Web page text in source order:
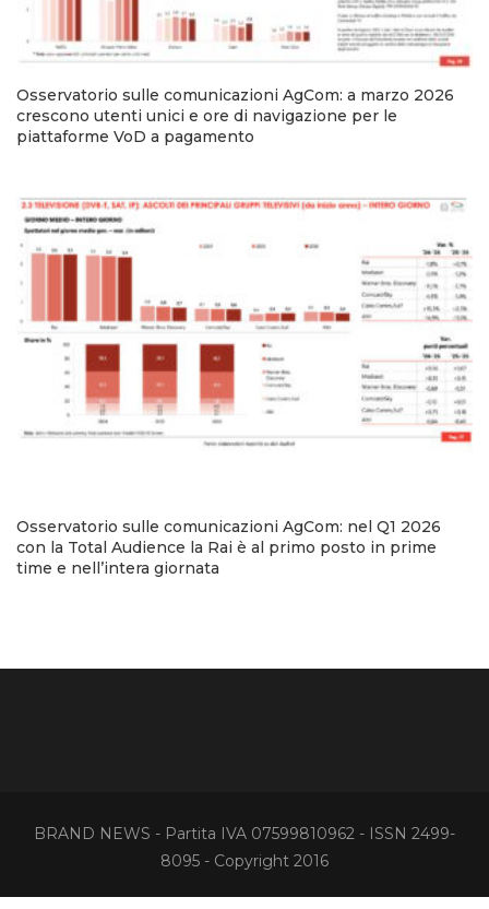
Osservatorio sulle comunicazioni AgCom: a marzo 2026
crescono utenti unici e ore di navigazione per le
piattaforme VoD a pagamento
Osservatorio sulle comunicazioni AgCom: nel Q1 2026
con la Total Audience la Rai è al primo posto in prime
time e nell’intera giornata
BRAND NEWS - Partita IVA 07599810962 - ISSN 2499-
8095 - Copyright 2016